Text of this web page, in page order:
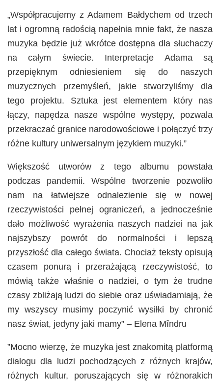
„Współpracujemy z Adamem Bałdychem od trzech
lat i ogromną radością napełnia mnie fakt, że nasza
muzyka będzie już wkrótce dostępna dla słuchaczy
na całym świecie. Interpretacje Adama są
przepięknym odniesieniem się do naszych
muzycznych przemyśleń, jakie stworzyliśmy dla
tego projektu. Sztuka jest elementem który nas
łączy, napędza nasze wspólne występy, pozwala
przekraczać granice narodowościowe i połączyć trzy
różne kultury uniwersalnym językiem muzyki.”
Większość utworów z tego albumu powstała
podczas pandemii. Wspólne tworzenie pozwoliło
nam na łatwiejsze odnalezienie się w nowej
rzeczywistości pełnej ograniczeń, a jednocześnie
dało możliwość wyrażenia naszych nadziei na jak
najszybszy powrót do normalności i lepszą
przyszłość dla całego świata. Chociaż teksty opisują
czasem ponurą i przerażającą rzeczywistość, to
mówią także właśnie o nadziei, o tym że trudne
czasy zbliżają ludzi do siebie oraz uświadamiają, że
my wszyscy musimy poczynić wysiłki by chronić
nasz świat, jedyny jaki mamy” – Elena Mîndru
”Mocno wierzę, że muzyka jest znakomitą platformą
dialogu dla ludzi pochodzących z różnych krajów,
różnych kultur, poruszających się w różnorakich